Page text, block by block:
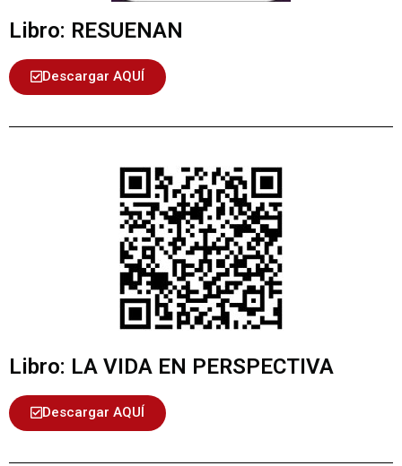
Libro: RESUENAN
Descargar AQUÍ
Libro: LA VIDA EN PERSPECTIVA
Descargar AQUÍ